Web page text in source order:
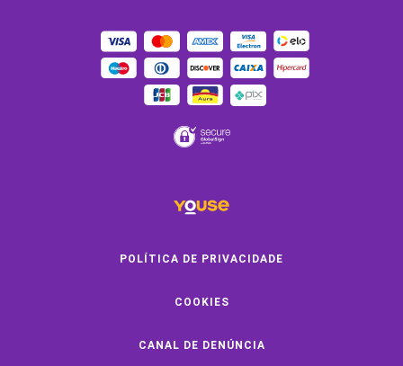
OUTROS SERVIÇOS
POLÍTICA DE PRIVACIDADE
COOKIES
CANAL DE DENÚNCIA